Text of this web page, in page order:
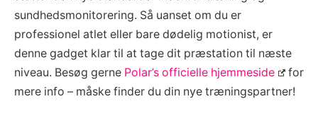
sundhedsmonitorering. Så uanset om du er
professionel atlet eller bare dødelig motionist, er
denne gadget klar til at tage dit præstation til næste
niveau. Besøg gerne Polar’s officielle hjemmeside
for
mere info – måske finder du din nye træningspartner!